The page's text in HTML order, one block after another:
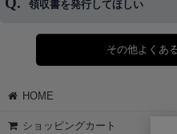
◆商品発送前の変更は承ってお
さい。
領収書を発行してほしい
◆領収書はご希望頂いた場合の
【これからご注文する場合】
STEP2「お届け先・お支払い
願いします。
その他よくあ
HOME
ショッピングカート